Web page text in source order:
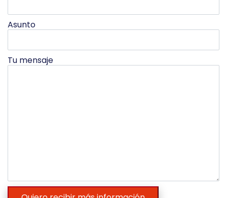
Asunto
Tu mensaje